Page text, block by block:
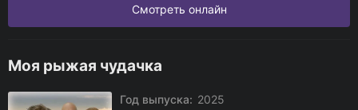
Смотреть онлайн
Моя рыжая чудачка
Год выпуска: 2025